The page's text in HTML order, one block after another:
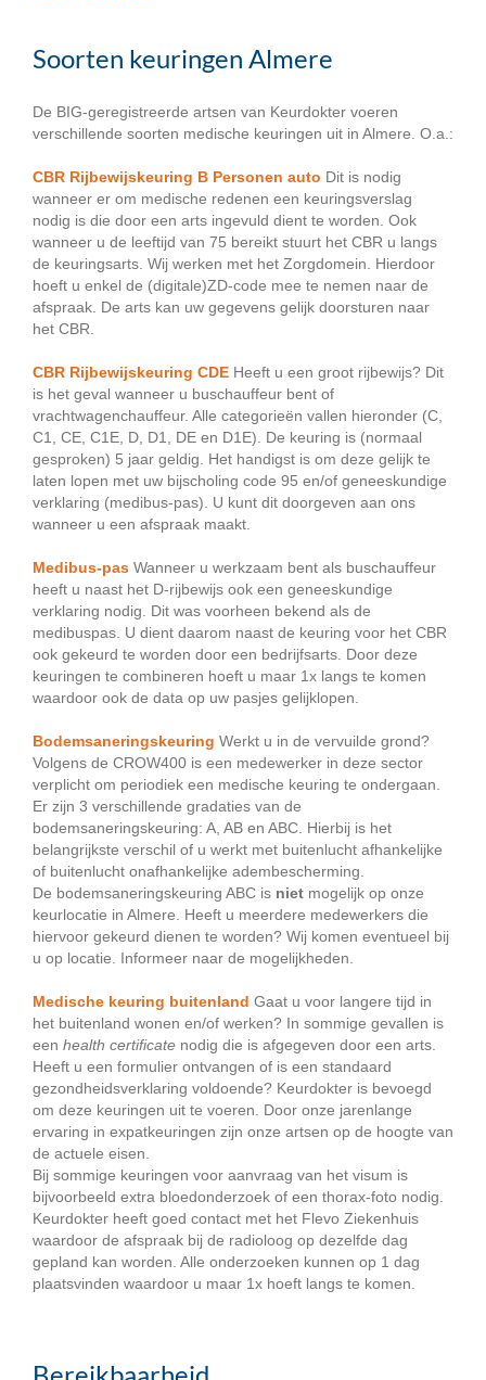
Soorten keuringen Almere
De BIG-geregistreerde artsen van Keurdokter voeren
verschillende soorten medische keuringen uit in Almere. O.a.:
CBR Rijbewijskeuring B Personen auto Dit is nodig
wanneer er om medische redenen een keuringsverslag
nodig is die door een arts ingevuld dient te worden. Ook
wanneer u de leeftijd van 75 bereikt stuurt het CBR u langs
de keuringsarts. Wij werken met het Zorgdomein. Hierdoor
hoeft u enkel de (digitale)ZD-code mee te nemen naar de
afspraak. De arts kan uw gegevens gelijk doorsturen naar
het CBR.
CBR Rijbewijskeuring CDEHeeft u een groot rijbewijs? Dit
is het geval wanneer u buschauffeur bent of
vrachtwagenchauffeur. Alle categorieën vallen hieronder (C,
C1, CE, C1E, D, D1, DE en D1E). De keuring is (normaal
gesproken) 5 jaar geldig. Het handigst is om deze gelijk te
laten lopen met uw bijscholing code 95 en/of geneeskundige
verklaring (medibus-pas). U kunt dit doorgeven aan ons
wanneer u een afspraak maakt.
Medibus-pasWanneer u werkzaam bent als buschauffeur
heeft u naast het D-rijbewijs ook een geneeskundige
verklaring nodig. Dit was voorheen bekend als de
medibuspas. U dient daarom naast de keuring voor het CBR
ook gekeurd te worden door een bedrijfsarts. Door deze
keuringen te combineren hoeft u maar 1x langs te komen
waardoor ook de data op uw pasjes gelijklopen.
Bodemsaneringskeuring Werkt u in de vervuilde grond?
Volgens de CROW400 is een medewerker in deze sector
verplicht om periodiek een medische keuring te ondergaan.
Er zijn 3 verschillende gradaties van de
bodemsaneringskeuring: A, AB en ABC. Hierbij is het
belangrijkste verschil of u werkt met buitenlucht afhankelijke
of buitenlucht onafhankelijke adembescherming.
De bodemsaneringskeuring ABC is nietmogelijk op onze
keurlocatie in Almere. Heeft u meerdere medewerkers die
hiervoor gekeurd dienen te worden? Wij komen eventueel bij
u op locatie. Informeer naar de mogelijkheden.
Medische keuring buitenland Gaat u voor langere tijd in
het buitenland wonen en/of werken? In sommige gevallen is
een health certificatenodig die is afgegeven door een arts.
Heeft u een formulier ontvangen of is een standaard
gezondheidsverklaring voldoende? Keurdokter is bevoegd
om deze keuringen uit te voeren. Door onze jarenlange
ervaring in expatkeuringen zijn onze artsen op de hoogte van
de actuele eisen.
Bij sommige keuringen voor aanvraag van het visum is
bijvoorbeeld extra bloedonderzoek of een thorax-foto nodig.
Keurdokter heeft goed contact met het Flevo Ziekenhuis
waardoor de afspraak bij de radioloog op dezelfde dag
gepland kan worden. Alle onderzoeken kunnen op 1 dag
plaatsvinden waardoor u maar 1x hoeft langs te komen.